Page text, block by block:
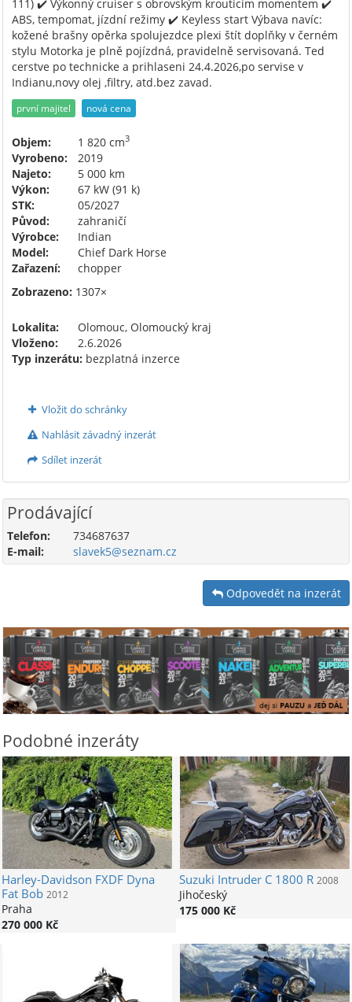
111) ✔️ Výkonný cruiser s obrovským krouticím momentem ✔️
ABS, tempomat, jízdní režimy ✔️ Keyless start Výbava navíc:
kožené brašny opěrka spolujezdce plexi štít doplňky v černém
stylu Motorka je plně pojízdná, pravidelně servisovaná. Ted
cerstve po technicke a prihlaseni 24.4.2026,po servise v
Indianu,novy olej ,filtry, atd.bez zavad.
první majitel nová cena
Objem: 1 820 cm3
Vyrobeno:
2019
Najeto:
5 000 km
Výkon:
67 kW (91 k)
STK:
05/2027
Původ:
zahraničí
Výrobce:
Indian
Model:
Chief Dark Horse
Zařazení:
chopper
Zobrazeno: 1307×
Lokalita:
Olomouc, Olomoucký kraj
Vloženo:
2.6.2026
Typ inzerátu: bezplatná inzerce
Vložit do schránky
Nahlásit závadný inzerát
Sdílet inzerát
Prodávající
Telefon:
734687637
E-mail:
slavek5@seznam.cz
Odpovedět na inzerát
Podobné inzeráty
Harley-Davidson FXDF Dyna
Fat Bob 2012
Praha
270 000 Kč
Suzuki Intruder C 1800 R 2008
Jihočeský
175 000 Kč